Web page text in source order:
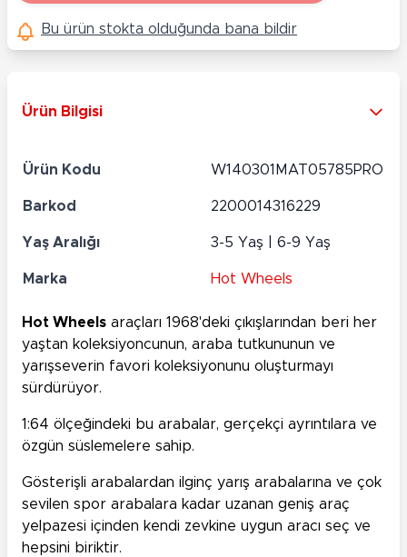
Bu ürün stokta olduğunda bana bildir
Ürün Bilgisi
Ürün Kodu W140301MAT05785PRO
Barkod 2200014316229
Yaş Aralığı 3-5 Yaş | 6-9 Yaş
Marka Hot Wheels
Hot Wheels araçları 1968'deki çıkışlarından beri her
yaştan koleksiyoncunun, araba tutkununun ve
yarışseverin favori koleksiyonunu oluşturmayı
sürdürüyor.
1:64 ölçeğindeki bu arabalar, gerçekçi ayrıntılara ve
özgün süslemelere sahip.
Gösterişli arabalardan ilginç yarış arabalarına ve çok
sevilen spor arabalara kadar uzanan geniş araç
yelpazesi içinden kendi zevkine uygun aracı seç ve
hepsini biriktir.